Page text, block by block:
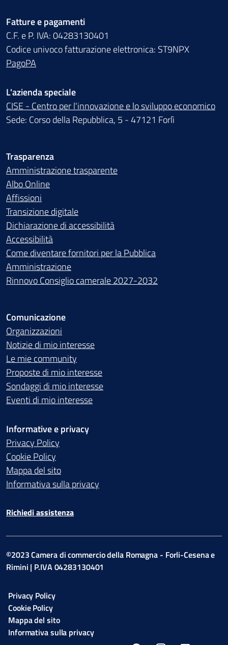
Fatture e pagamenti
C.F. e P. IVA: 04283130401
Codice univoco fatturazione elettronica: ST9NPX
PagoPA
L'azienda speciale
CISE - Centro per l'innovazione e lo sviluppo economico
Sede: Corso della Repubblica, 5 - 47121 Forlì
Trasparenza
Amministrazione trasparente
Albo Online
Affissioni
Transizione digitale
Dichiarazione di accessibilità
Accessibilità
Come diventare fornitori per la Pubblica
Amministrazione
Rinnovo Consiglio camerale 2027-2032
Comunicazione
Organizzazioni
Notizie di mio interesse
Le mie community
Proposte di mio interesse
Sondaggi di mio interesse
Eventi di mio interesse
Informative e privacy
Privacy Policy
Cookie Policy
Mappa del sito
Informativa sulla privacy
Richiedi assistenza
©2023 Camera di commercio della Romagna - Forli-Cesena e
Rimini | P.IVA 04283130401
Privacy Policy
Cookie Policy
Mappa del sito
Informativa sulla privacy